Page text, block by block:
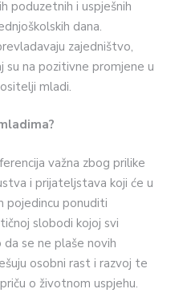
poduzetnih i uspješnih
dana.
zajedništvo,
na pozitivne promjene u
mladi.
važna zbog prilike
i prijateljstava koji će u
pojedincu ponuditi
slobodi kojoj svi
se ne plaše novih
osobni rast i razvoj te
o životnom uspjehu.